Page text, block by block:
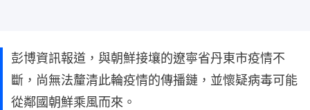
彭博資訊報道，與朝鮮接壤的遼寧省丹東市疫情不
斷，尚無法釐清此輪疫情的傳播鏈，並懷疑病毒可能
從鄰國朝鮮乘風而來。